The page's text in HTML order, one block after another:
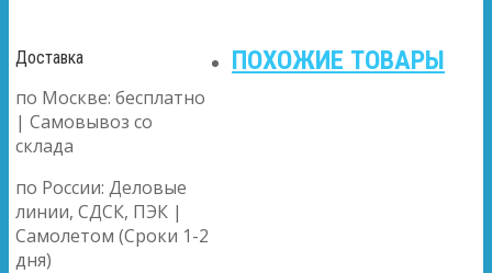
Доставка
по Москве: бесплатно
| Самовывоз со
склада
по России: Деловые
линии, СДСК, ПЭК |
Самолетом (Сроки 1-2
дня)
ПОХОЖИЕ ТОВАРЫ